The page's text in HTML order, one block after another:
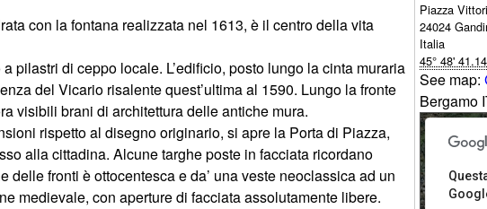
con la fontana realizzata nel 1613, è il centro della vita
pilastri di ceppo locale. L’edificio, posto lungo la cinta muraria
del Vicario risalente quest’ultima al 1590. Lungo la fronte
visibili brani di architettura delle antiche mura.
rispetto al disegno originario, si apre la Porta di Piazza,
alla cittadina. Alcune targhe poste in facciata ricordano
delle fronti è ottocentesca e da’ una veste neoclassica ad un
medievale, con aperture di facciata assolutamente libere.
Piazza
24024
Italia
45° 48'
See map:
For